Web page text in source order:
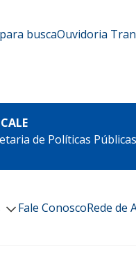
buscaOuvidoria
de Políticas
Fale ConoscoRede de